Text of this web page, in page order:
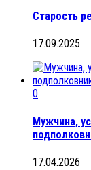
Старость
17.09.2025
0
Мужчина,
17.04.2026